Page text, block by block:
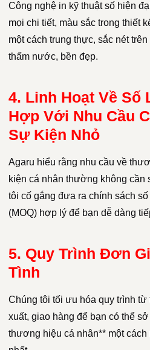
Công nghệ in kỹ thuật số hiện
mọi chi tiết, màu sắc trong thiết
một cách trung thực, sắc nét
thấm nước, bền đẹp.
4. Linh Hoạt Về Số
Hợp Với Nhu Cầu
Sự Kiện Nhỏ
Agaru hiểu rằng nhu cầu về
kiện cá nhân thường không
tôi cố gắng đưa ra chính sách
(MOQ) hợp lý để bạn dễ dàng
5. Quy Trình Đơn
Tình
Chúng tôi tối ưu hóa quy trình từ
xuất, giao hàng để bạn có thể
thương hiệu cá nhân** một